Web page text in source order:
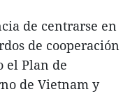
de centrarse en
de cooperación
el Plan de
de Vietnam y